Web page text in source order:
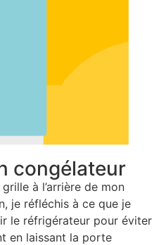
congélateur
à l’arrière de mon
je réfléchis à ce que je
le réfrigérateur pour éviter
en laissant la porte